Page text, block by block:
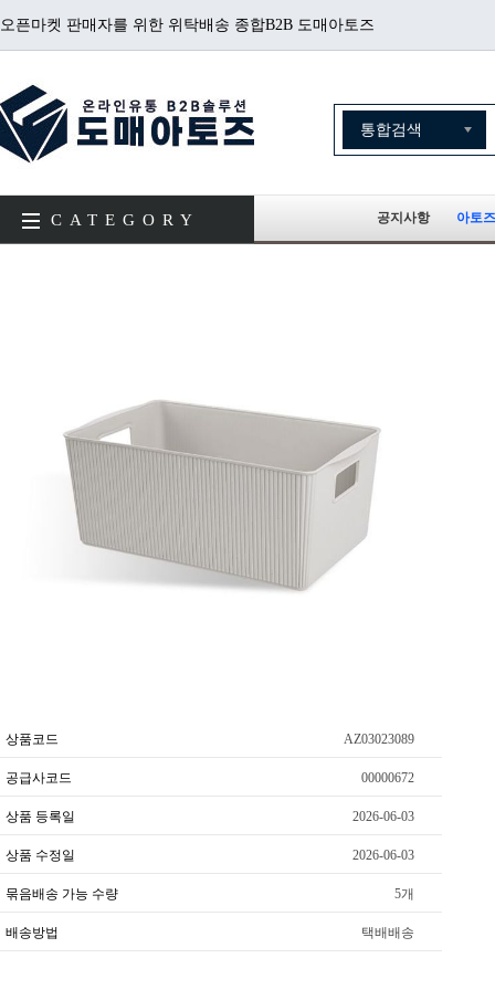
오픈마켓 판매자를 위한 위탁배송 종합B2B 도매아토즈
CATEGORY 공지사항 아토
상품코드 AZ03023089
공급사코드 00000672
상품 등록일 2026-06-03
상품 수정일 2026-06-03
묶음배송 가능 수량 5개
배송방법 택배배송